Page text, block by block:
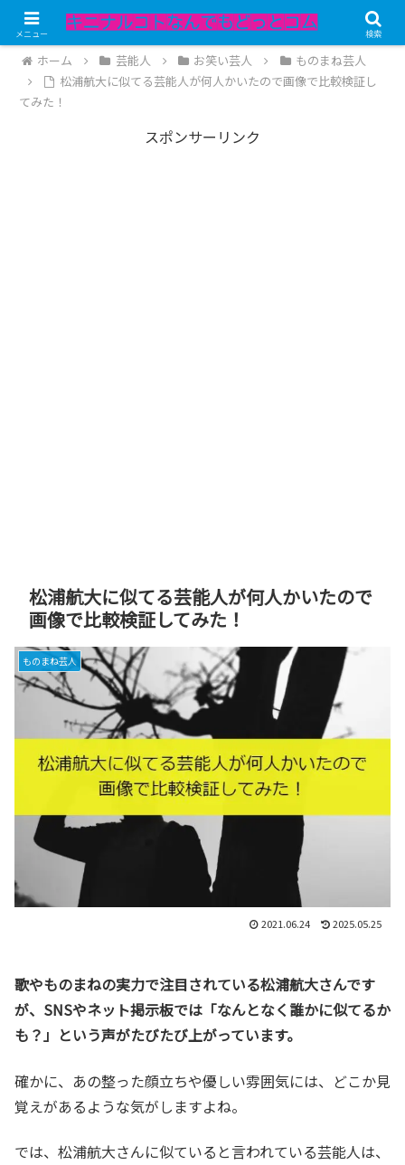
記事内にPRが含まれています。
ホーム 芸能人 お笑い芸人
ものまね芸人
松浦航大に似てる芸能人が何人かいたので画像で比較検証し
てみた！
スポンサーリンク
松浦航大に似てる芸能人が何人かいたので
画像で比較検証してみた！
ものまね芸人
2021.06.24 2025.05.25
歌やものまねの実力で注目されている松浦航大さんです
が、SNSやネット掲示板では「なんとなく誰かに似てるか
も？」という声がたびたび上がっています。
確かに、あの整った顔立ちや優しい雰囲気には、どこか見
覚えがあるような気がしますよね。
では、松浦航大さんに似ていると言われている芸能人は、
メニュー 検索